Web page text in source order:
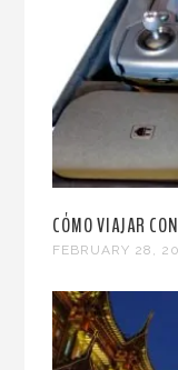
CÓMO VIAJAR
FEBRUARY 28,